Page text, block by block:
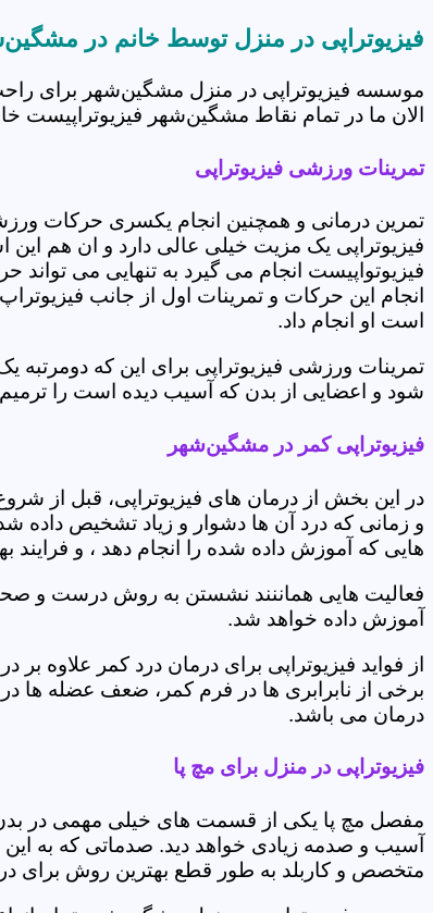
فیزیوتراپی در منزل توسط خانم در
موسسه فیزیوتراپی در منزل مشگین‌شهر برای
الان ما در تمام نقاط مشگین‌شهر فیزیوتراپیست
تمرینات ورزشی فیزیوتراپی
تمرین درمانی و همچنین انجام یکسری حرکات
فیزیوتراپی یک مزیت خیلی عالی دارد و ان هم
فیزیوتواپیست انجام می گیرد به تنهایی می تواند
انجام این حرکات و تمرینات اول از جانب
است او انجام داد.
تمرینات ورزشی فیزیوتراپی برای این که
شود و اعضایی از بدن که آسیب دیده است را
فیزیوتراپی کمر در مشگین‌شهر
در این بخش از درمان های فیزیوتراپی، قبل از
و زمانی که درد آن ها دشوار و زیاد تشخیص داده
هایی که آموزش داده شده را انجام دهد ، و
فعالیت هایی هماننند نشستن به روش درست و
آموزش داده خواهد شد.
از فواید فیزیوتراپی برای درمان درد کمر
برخی از نابرابری ها در فرم کمر، ضعف عضله ها
درمان می باشد.
فیزیوتراپی در منزل برای مچ پا
مفصل مچ پا یکی از قسمت های خیلی مهمی در بدن
آسیب و صدمه زیادی خواهد دید. صدماتی که به
متخصص و کاربلد به طور قطع بهترین روش برای